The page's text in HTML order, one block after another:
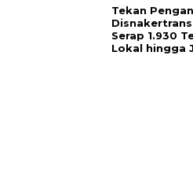
Tekan
Serap 1.930
Lokal hingga